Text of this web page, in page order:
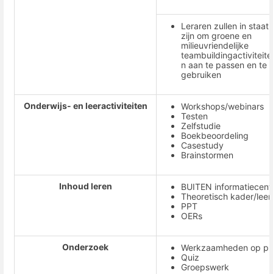
Leraren zullen in staat
zijn om groene en
milieuvriendelijke
teambuildingactiviteite
n aan te passen en te
gebruiken
Onderwijs- en leeractiviteiten
Workshops/webinars
Testen
Zelfstudie
Boekbeoordeling
Casestudy
Brainstormen
Inhoud leren
BUITEN
Theoretisch kader/
PPT
OERs
Onderzoek
Werkzaamheden op
Quiz
Groepswerk